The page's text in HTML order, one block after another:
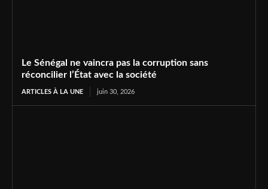
Le Sénégal ne vaincra pas la corruption sans
réconcilier l’État avec la société
ARTICLES À LA UNE juin 30, 2026